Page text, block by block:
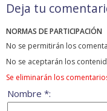
Deja tu
NORMAS DE PARTICIPACIÓN
No se permitirán los
No se aceptarán los
Se eliminarán los
Nombre *: